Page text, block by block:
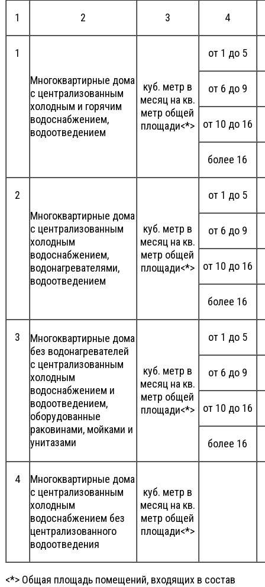
1 2 3 4
1
Многоквартирные дома
с централизованным
холодным и горячим
водоснабжением,
водоотведением
куб. метр в
месяц на кв.
метр общей
площади<*>
от 1 до 5
от 6 до 9
от 10 до 16
более 16
2
Многоквартирные дома
с централизованным
холодным
водоснабжением,
водонагревателями,
водоотведением
куб. метр в
месяц на кв.
метр общей
площади<*>
от 1 до 5
от 6 до 9
от 10 до 16
более 16
3
Многоквартирные дома
без водонагревателей
с централизованным
холодным
водоснабжением и
водоотведением,
оборудованные
раковинами, мойками и
унитазами
куб. метр в
месяц на кв.
метр общей
площади<*>
от 1 до 5
от 6 до 9
от 10 до 16
более 16
4
Многоквартирные дома
с централизованным
холодным
водоснабжением без
централизованного
водоотведения
куб. метр в
месяц на кв.
метр общей
площади<*>
<*> Общая площадь помещений, входящих в состав